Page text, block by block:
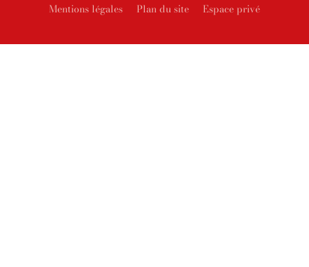
Mentions légales Plan du site Espace privé